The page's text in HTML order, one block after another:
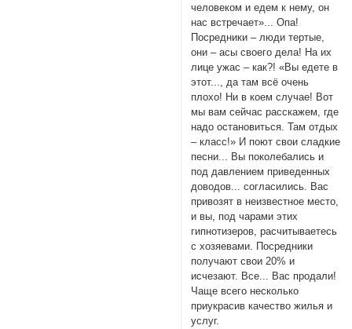
человеком и едем к нему, он
нас встречает»... Опа!
Посредники – люди тертые,
они – асы своего дела! На их
лице ужас – как?! «Вы едете в
этот..., да там всё очень
плохо! Ни в коем случае! Вот
мы вам сейчас расскажем, где
надо остановиться. Там отдых
– класс!» И поют свои сладкие
песни... Вы поколебались и
под давлением приведенных
доводов... согласились. Вас
привозят в неизвестное место,
и вы, под чарами этих
гипнотизеров, расчитываетесь
с хозяевами. Посредники
получают свои 20% и
исчезают. Все... Вас продали!
Чаще всего несколько
приукрасив качество жилья и
услуг.